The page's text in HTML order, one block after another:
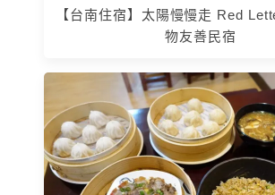
【台南住宿】太陽慢慢走 Red
物友善民宿